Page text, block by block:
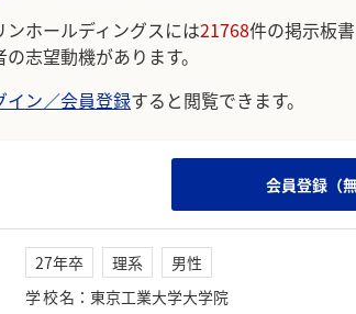
ンホールディングスには21768件の掲示板
の志望動機があります。
イン／会員登録すると閲覧できます。
会員登録（
27年卒 理系
男性
学校名 ： 東京工業大学大学院